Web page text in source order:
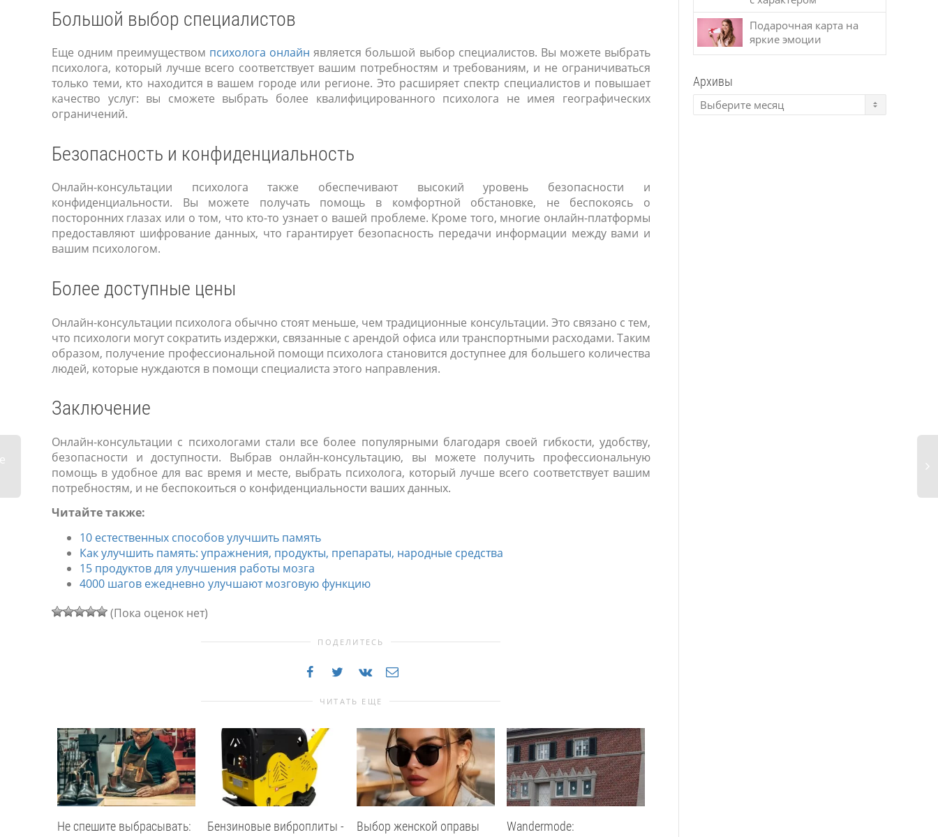
Большой выбор специалистов
Еще одним преимуществом психолога онлайн является большой выбор специалистов. Вы можете выбрать
психолога, который лучше всего соответствует вашим потребностям и требованиям, и не ограничиваться
только теми, кто находится в вашем городе или регионе. Это расширяет спектр специалистов и повышает
качество услуг: вы сможете выбрать более квалифицированного психолога не имея географических
ограничений.
Безопасность и конфиденциальность
Онлайн-консультации психолога также обеспечивают высокий уровень безопасности и
конфиденциальности. Вы можете получать помощь в комфортной обстановке, не беспокоясь о
посторонних глазах или о том, что кто-то узнает о вашей проблеме. Кроме того, многие онлайн-платформы
предоставляют шифрование данных, что гарантирует безопасность передачи информации между вами и
вашим психологом.
Более доступные цены
Онлайн-консультации психолога обычно стоят меньше, чем традиционные консультации. Это связано с тем,
что психологи могут сократить издержки, связанные с арендой офиса или транспортными расходами. Таким
образом, получение профессиональной помощи психолога становится доступнее для большего количества
людей, которые нуждаются в помощи специалиста этого направления.
Заключение
Онлайн-консультации с психологами стали все более популярными благодаря своей гибкости, удобству,
безопасности и доступности. Выбрав онлайн-консультацию, вы можете получить профессиональную
помощь в удобное для вас время и месте, выбрать психолога, который лучше всего соответствует вашим
потребностям, и не беспокоиться о конфиденциальности ваших данных.
Читайте также:
10 естественных способов улучшить память
Как улучшить память: упражнения, продукты, препараты, народные средства
15 продуктов для улучшения работы мозга
4000 шагов ежедневно улучшают мозговую функцию
(Пока оценок нет)
ПОДЕЛИТЕСЬ
ЧИТАТЬ ЕЩЕ
Не спешите выбрасывать:
Бензиновые виброплиты -
Выбор женской оправы
Wandermode:
Подарочная карта на
яркие эмоции
Архивы